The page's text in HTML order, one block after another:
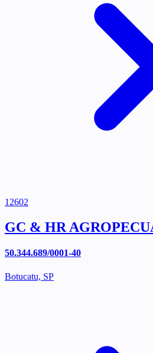
12602
GC & HR
50.344.689/0001-40
Botucatu, SP